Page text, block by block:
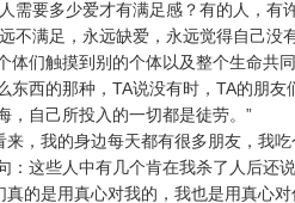
需要多少爱才有满足感？有的人，
不满足，永远缺爱，永远觉得自己
体们触摸到别的个体以及整个生命共
东西的那种，TA说没有时，TA的朋
，自己所投入的一切都是徒劳。”
来，我的身边每天都有很多朋友，我
：这些人中有几个肯在我杀了人后还
真的是用真心对我的，我也是用真心